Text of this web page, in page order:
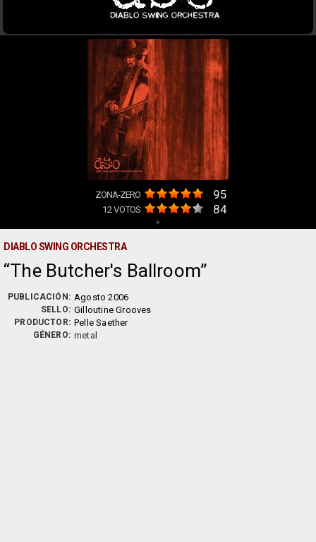
ZONA-ZERO 95
12VOTOS 84
+
DIABLO SWING ORCHESTRA
The Butcher's Ballroom
PUBLICACIÓN: Agosto 2006
SELLO: Gilloutine Grooves
PRODUCTOR: Pelle Saether
GÉNERO: metal